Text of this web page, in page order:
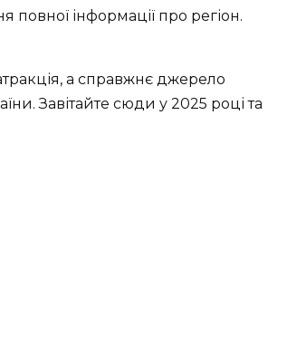
повної інформації про регіон.
а справжнє джерело
Завітайте сюди у 2025 році та